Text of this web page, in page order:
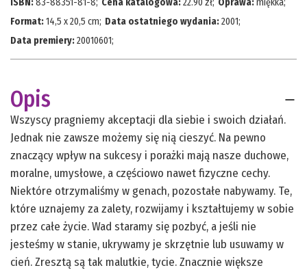
ISBN:83-88351-81-8; Cena katalogowa:22.90 zł; Oprawa:miękka;
Format:14,5 x 20,5 cm; Data ostatniego wydania:2001;
Data premiery:20010601;
Opis
Wszyscy pragniemy akceptacji dla siebie i swoich działań.
Jednak nie zawsze możemy się nią cieszyć. Na pewno
znaczący wpływ na sukcesy i porażki mają nasze duchowe,
moralne, umysłowe, a częściowo nawet fizyczne cechy.
Niektóre otrzymaliśmy w genach, pozostałe nabywamy. Te,
które uznajemy za zalety, rozwijamy i kształtujemy w sobie
przez całe życie. Wad staramy się pozbyć, a jeśli nie
jesteśmy w stanie, ukrywamy je skrzętnie lub usuwamy w
cień. Zresztą są tak malutkie, tycie. Znacznie większe